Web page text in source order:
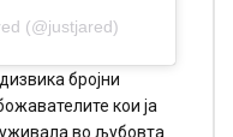
(@justjared)
бројни
кои ја
во љубовта